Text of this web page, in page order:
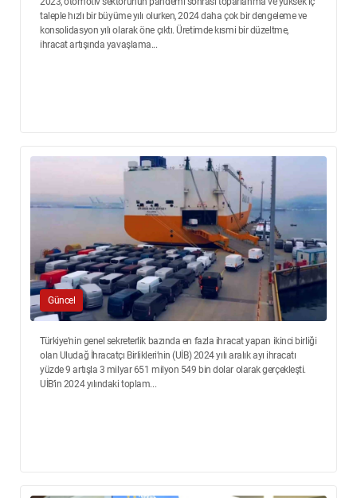
taleple hızlı bir büyüme yılı olurken, 2024 daha çok bir dengeleme ve
konsolidasyon yılı olarak öne çıktı. Üretimde kısmi bir düzeltme,
ihracat artışında yavaşlama...
Güncel
Türkiye’nin genel sekreterlik bazında en fazla ihracat yapan ikinci birliği
olan Uludağ İhracatçı Birlikleri’nin (UİB) 2024 yılı aralık ayı ihracatı
yüzde 9 artışla 3 milyar 651 milyon 549 bin dolar olarak gerçekleşti.
UİB’in 2024 yılındaki toplam...